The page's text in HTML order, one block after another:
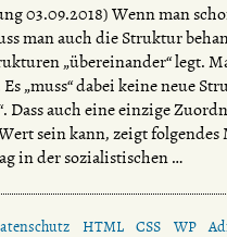
03.09.2018) Wenn man
man auch die Struktur
„übereinander“ legt.
„muss“ dabei keine neue
Dass auch eine einzige
sein kann, zeigt folgendes
in der sozialistischen …
HTML CSS WP